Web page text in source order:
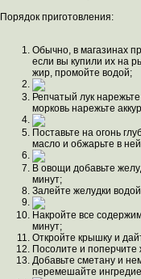
Порядок приготовления:
Обычно, в магазинах
если вы купили их на
жир, промойте водой;
Репчатый лук
морковь нарежьте
Поставьте на огонь
масло и обжарьте в
В овощи добавьте
минут;
Залейте желудки
Накройте все
минут;
Откройте крышку и
Посолите и поперчите
Добавьте сметану и
перемешайте